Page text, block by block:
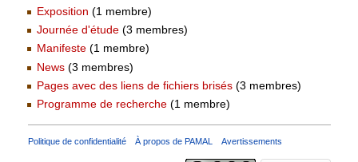
Exposition ‏‎ (1 membre)
Journée d'étude ‏‎ (3 membres)
Manifeste ‏‎ (1 membre)
News ‏‎ (3 membres)
Pages avec des liens de fichiers brisés ‏‎ (3 membres)
Programme de recherche ‏‎ (1 membre)
Politique de confidentialité À propos de PAMAL Avertissements